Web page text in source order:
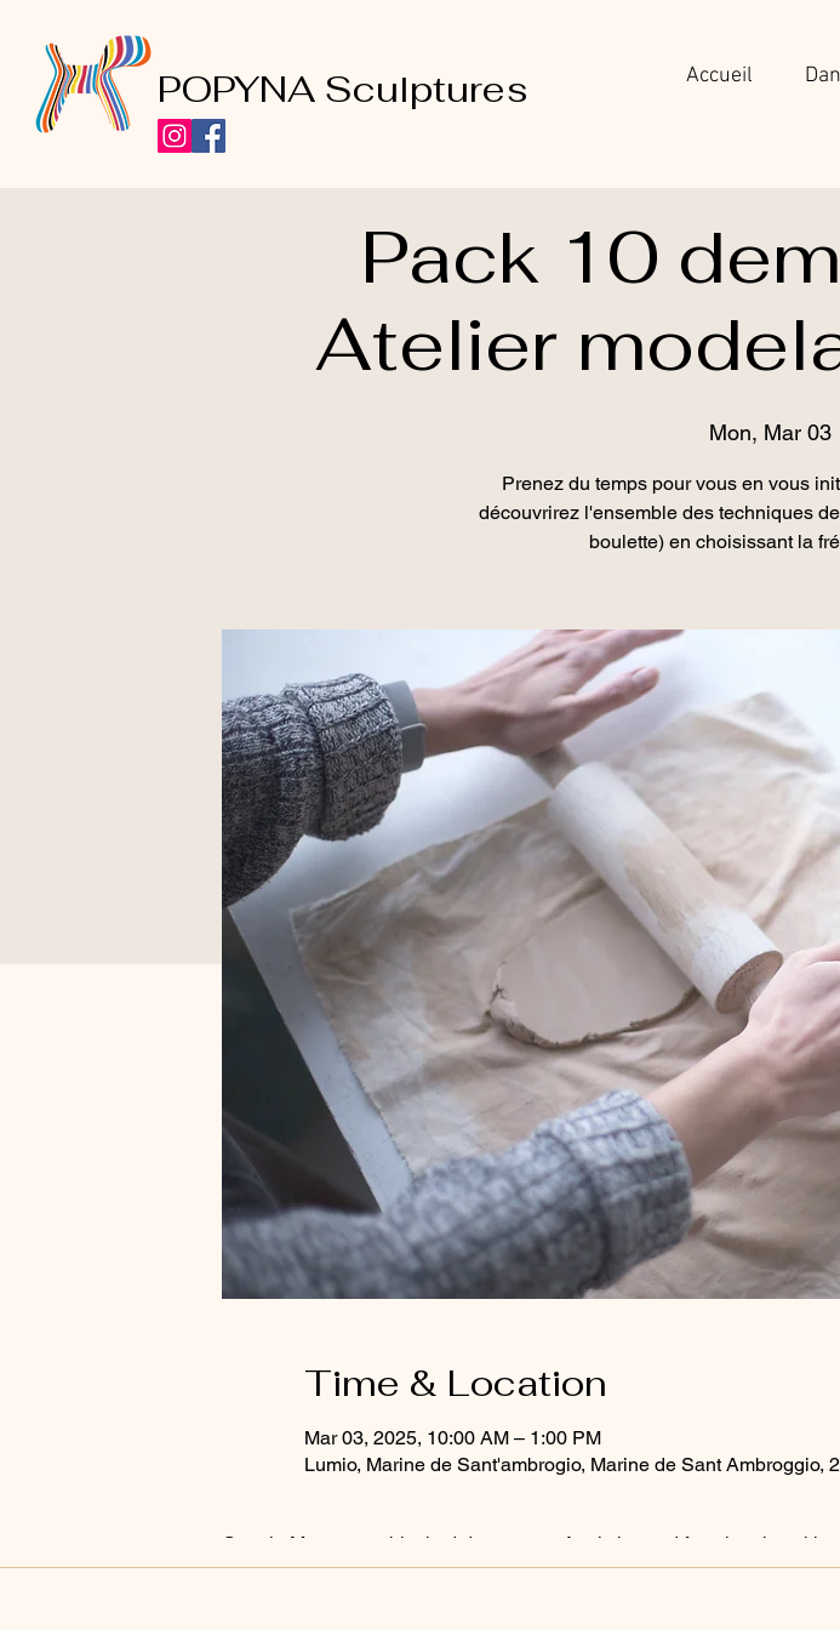
POPYNA Sculptures Accueil
Pack 10
Atelier
Mon, Mar 03
Prenez du temps pour vous en vous
découvrirez l'ensemble des techniques
boulette) en choisissant la
Time & Location
Mar 03, 2025, 10:00 AM – 1:00 PM
Lumio, Marine de Sant'ambrogio, Marine de Sant Ambroggio,
Google Maps were blocked due to your Analytics and functional cookie